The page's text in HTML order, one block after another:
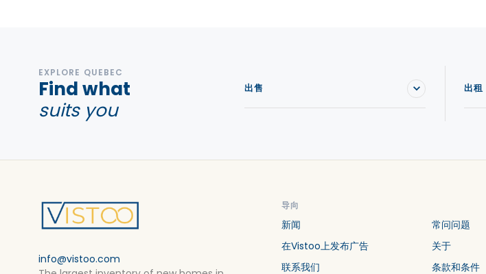
EXPLORE QUEBEC
Find what
suits you
出售 出租
info@vistoo.com
导向
新闻
常问问题
在Vistoo上发布广告
关于
联系我们
条款和条件